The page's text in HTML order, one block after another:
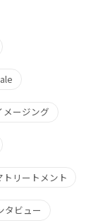
メージング
トリートメント
タビュー